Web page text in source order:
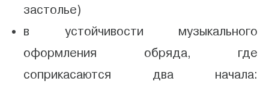
застолье)
в устойчивости музыкального
оформления обряда, где
соприкасаются два начала: